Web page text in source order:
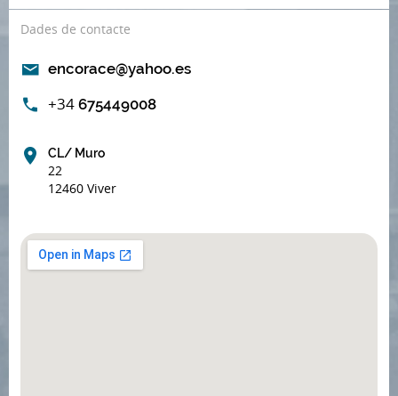
Dades de contacte
encorace@yahoo.es
+34 675449008
CL/ Muro
22
12460 Viver